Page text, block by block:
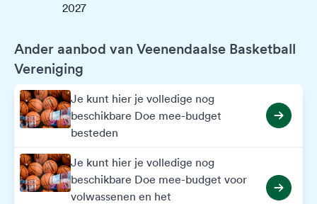
2027
Ander aanbod van Veenendaalse Basketball
Vereniging
Je kunt hier je volledige nog
beschikbare Doe mee-budget
besteden
Je kunt hier je volledige nog
beschikbare Doe mee-budget voor
volwassenen en het